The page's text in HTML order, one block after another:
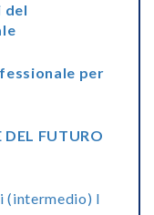
del
per
DEL FUTURO
(intermedio) I